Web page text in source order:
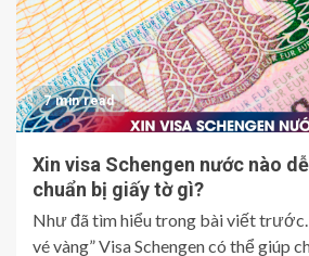
7 min read
Xin visa Schengen nước nào
chuẩn bị giấy tờ gì?
Như đã tìm hiểu trong bài viết
vé vàng” Visa Schengen có thể giúp